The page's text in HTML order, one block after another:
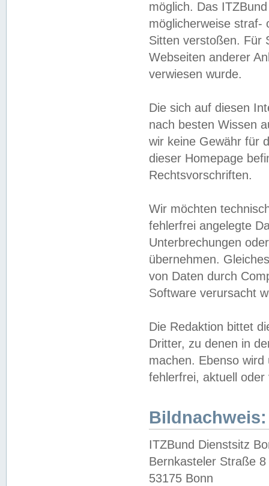
möglich. Das
möglicherweise straf-
Sitten verstoßen. Für
Webseiten anderer
verwiesen wurde.
Die sich auf diesen
nach besten Wissen
wir keine Gewähr für
dieser Homepage
Rechtsvorschriften.
Wir möchten
fehlerfrei angelegte
Unterbrechungen
übernehmen.
von Daten durch
Software verursacht
Die Redaktion bittet
Dritter, zu denen in
machen. Ebenso
fehlerfrei, aktuell oder
Bildnachweis:
ITZBund Dienstsitz
Bernkasteler Straße 8
53175 Bonn